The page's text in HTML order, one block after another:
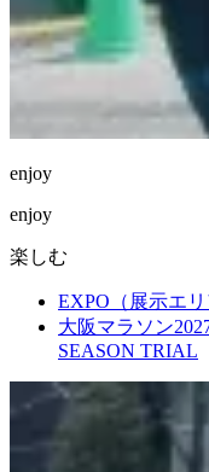
enjoy
enjoy
楽しむ
EXPO（展示エ
大阪マラソン
SEASON TRIAL